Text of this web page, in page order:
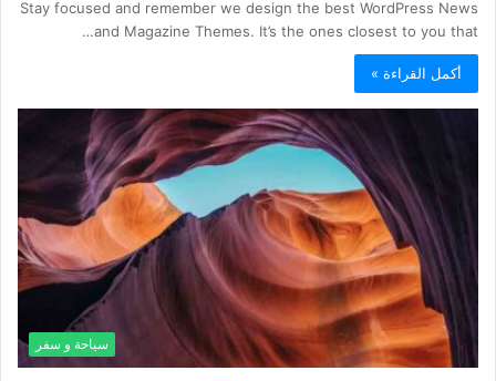
Stay focused and remember we design the best WordPress News
and Magazine Themes. It’s the ones closest to you that…
أكمل القراءة »
سياحة و سفر